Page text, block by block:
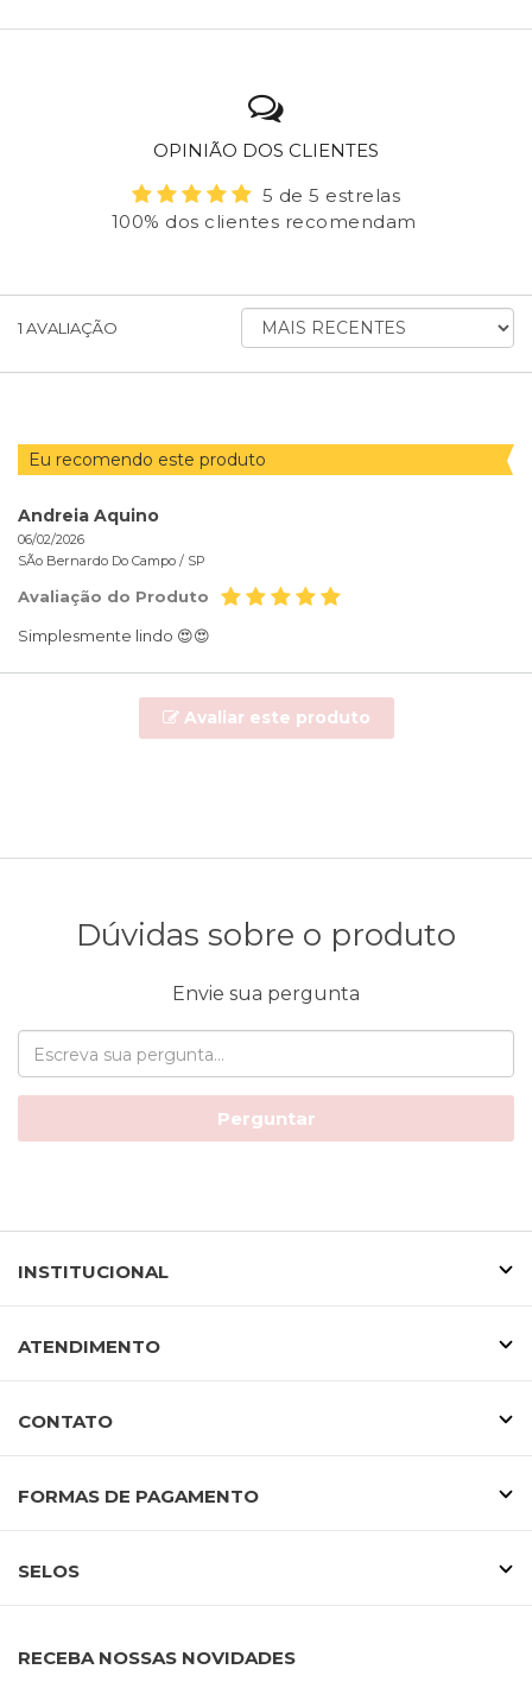
OPINIÃO DOS CLIENTES
5 de 5 estrelas
100% dos clientes recomendam
1 AVALIAÇÃO
ORDENAR
AVALIAÇÕES
Eu recomendo este produto
Andreia Aquino
06/02/2026
SÃo Bernardo Do Campo / SP
Avaliação do Produto
Simplesmente lindo 😍😍
Avaliar este produto
Dúvidas sobre o produto
Envie sua pergunta
Perguntar
INSTITUCIONAL
ATENDIMENTO
CONTATO
FORMAS DE PAGAMENTO
SELOS
RECEBA NOSSAS NOVIDADES